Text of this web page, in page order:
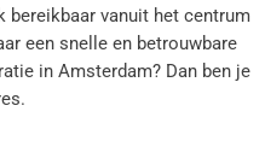
bereikbaar vanuit het centrum
een snelle en betrouwbare
in Amsterdam? Dan ben je